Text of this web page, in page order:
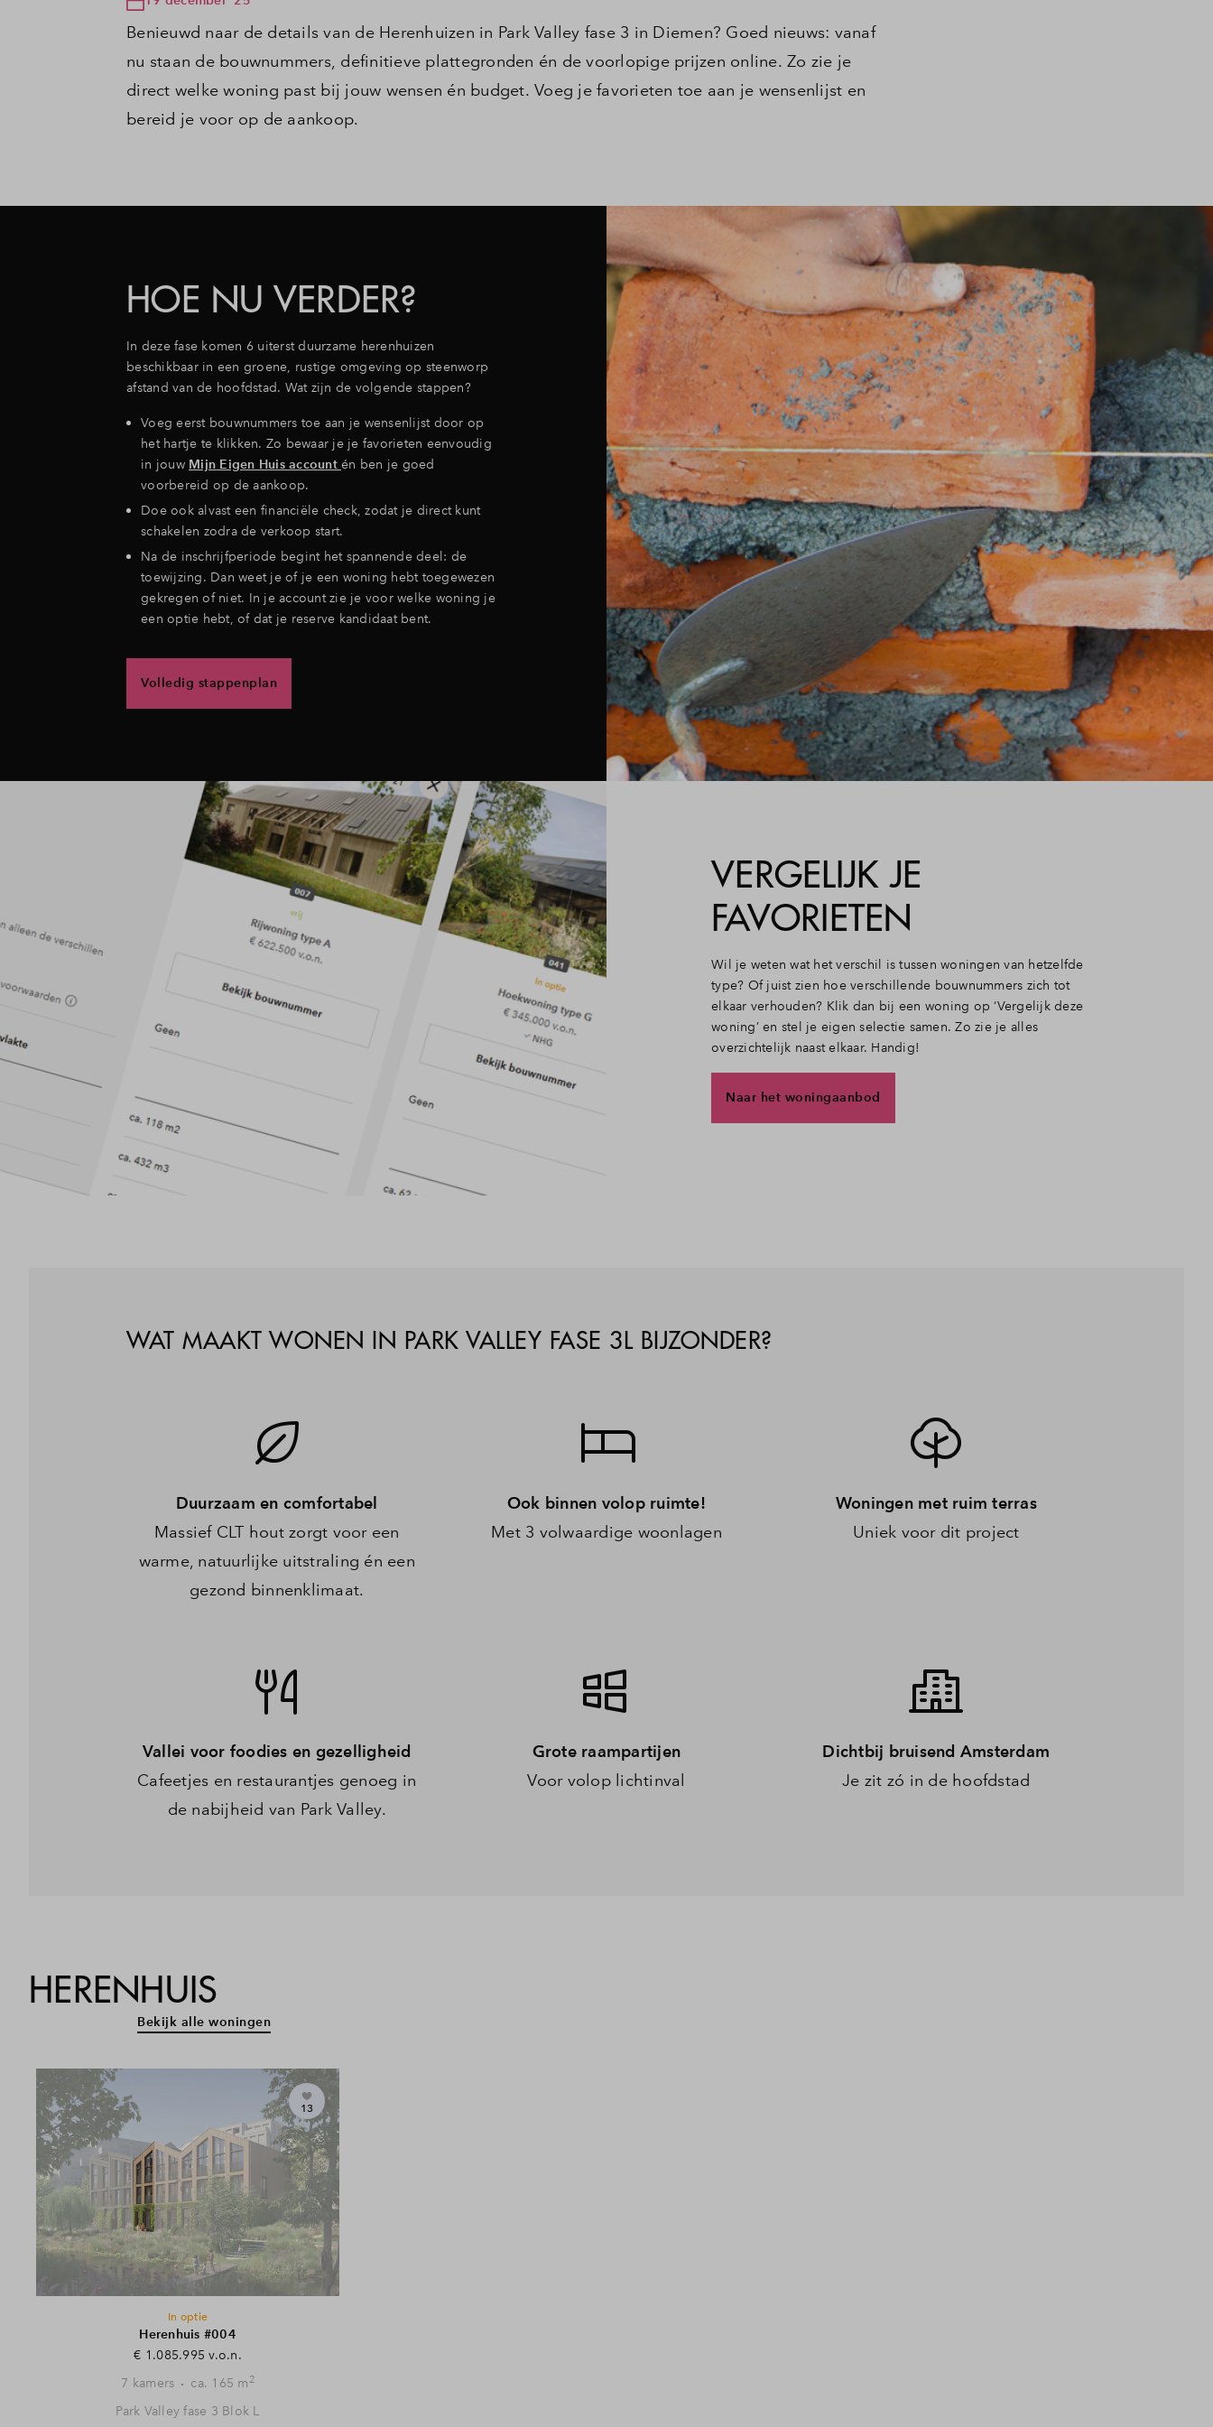
Benieuwd naar de details van de Herenhuizen in Park Valley fase 3 in Diemen? Goed nieuws: vanaf
nu staan de bouwnummers, definitieve plattegronden én de voorlopige prijzen online. Zo zie je
direct welke woning past bij jouw wensen én budget. Voeg je favorieten toe aan je wensenlijst en
bereid je voor op de aankoop.
HOE NU VERDER?
In deze fase komen 6 uiterst duurzame herenhuizen
beschikbaar in een groene, rustige omgeving op steenworp
afstand van de hoofdstad. Wat zijn de volgende stappen?
Voeg eerst bouwnummers toe aan je wensenlijst door op
het hartje te klikken. Zo bewaar je je favorieten eenvoudig
in jouw Mijn Eigen Huis account én ben je goed
voorbereid op de aankoop.
Doe ook alvast een financiële check, zodat je direct kunt
schakelen zodra de verkoop start.
Na de inschrijfperiode begint het spannende deel: de
toewijzing. Dan weet je of je een woning hebt toegewezen
gekregen of niet. In je account zie je voor welke woning je
een optie hebt, of dat je reserve kandidaat bent.
Volledig stappenplan
VERGELIJK JE
FAVORIETEN
Wil je weten wat het verschil is tussen woningen van hetzelfde
type? Of juist zien hoe verschillende bouwnummers zich tot
elkaar verhouden? Klik dan bij een woning op ‘Vergelijk deze
woning’ en stel je eigen selectie samen. Zo zie je alles
overzichtelijk naast elkaar. Handig!
Naar het woningaanbod
WAT MAAKT WONEN IN PARK VALLEY FASE 3L BIJZONDER?
Duurzaam en comfortabel
Massief CLT hout zorgt voor een
warme, natuurlijke uitstraling én een
gezond binnenklimaat.
Ook binnen volop ruimte!
Met 3 volwaardige woonlagen
Woningen met ruim terras
Uniek voor dit project
Vallei voor foodies en gezelligheid
Cafeetjes en restaurantjes genoeg in
de nabijheid van Park Valley.
Grote raampartijen
Voor volop lichtinval
Dichtbij bruisend Amsterdam
Je zit zó in de hoofdstad
HERENHUIS
Bekijk alle woningen
13
In optie
Herenhuis #004
€ 1.085.995 v.o.n.
7 kamers
ca. 165 m2
Park Valley fase 3 Blok L